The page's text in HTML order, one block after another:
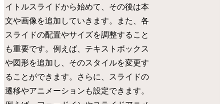
イトルスライドから始めて、その後は本
文や画像を追加していきます。また、各
スライドの配置やサイズを調整すること
も重要です。例えば、テキストボックス
や図形を追加し、そのスタイルを変更す
ることができます。さらに、スライドの
遷移やアニメーションも設定できます。